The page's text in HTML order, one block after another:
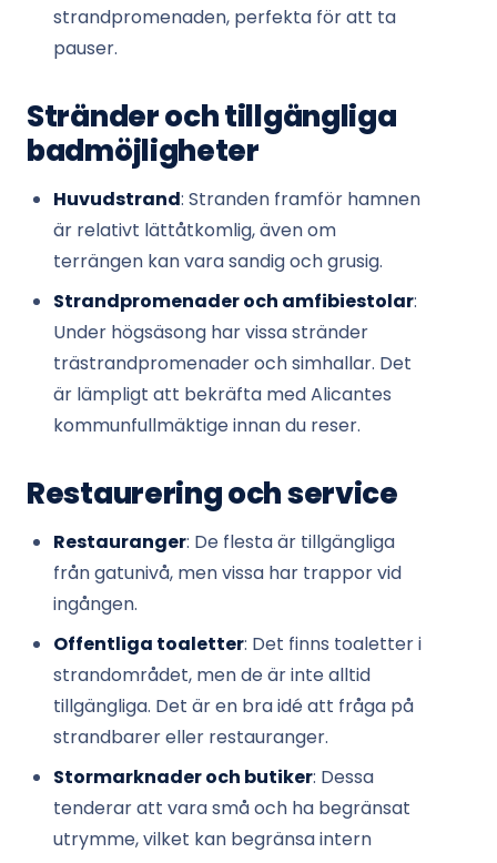
strandpromenaden, perfekta för att ta
pauser.
Stränder och tillgängliga
badmöjligheter
Huvudstrand: Stranden framför hamnen
är relativt lättåtkomlig, även om
terrängen kan vara sandig och grusig.
Strandpromenader och amfibiestolar:
Under högsäsong har vissa stränder
trästrandpromenader och simhallar. Det
är lämpligt att bekräfta med Alicantes
kommunfullmäktige innan du reser.
Restaurering och service
Restauranger: De flesta är tillgängliga
från gatunivå, men vissa har trappor vid
ingången.
Offentliga toaletter: Det finns toaletter i
strandområdet, men de är inte alltid
tillgängliga. Det är en bra idé att fråga på
strandbarer eller restauranger.
Stormarknader och butiker: Dessa
tenderar att vara små och ha begränsat
utrymme, vilket kan begränsa intern